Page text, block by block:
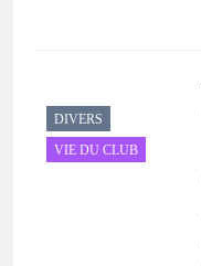
DIVERS
VIE DU CLUB